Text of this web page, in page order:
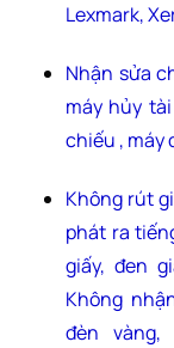
Lexmark,
Nhận sửa
máy hủy
chiếu , máy
Không rút
phát ra
giấy, đen
Không
đèn